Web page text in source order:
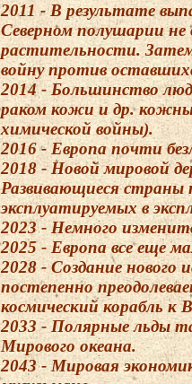
2011 - В результате
Северном полушарии
растительности.
войну против
2014 - Большинство
раком кожи и др.
химической войны).
2016 - Европа почти
2018 - Новой мировой
Развивающиеся страны
эксплуатируемых в
2023 - Немного
2025 - Европа все еще
2028 - Создание нового
постепенно
космический корабль к
2033 - Полярные льды
Мирового океана.
2043 - Мировая